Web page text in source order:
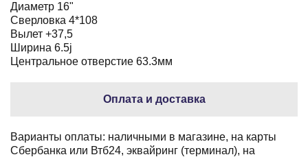
Диаметр 16"
Сверловка 4*108
Вылет +37,5
Ширина 6.5j
Центральное отверстие 63.3мм
Оплата и доставка
Варианты оплаты: наличными в магазине, на карты
Сбербанка или Втб24, эквайринг (терминал), на